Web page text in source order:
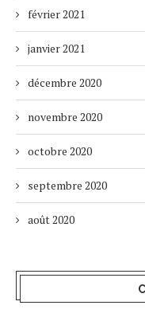
février 2021
janvier 2021
décembre 2020
novembre 2020
octobre 2020
septembre 2020
août 2020